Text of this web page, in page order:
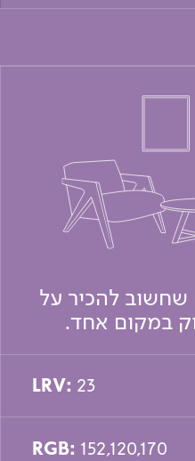
שחשוב להכיר על
במקום אחד.
LRV: 23
RGB: 152,120,170